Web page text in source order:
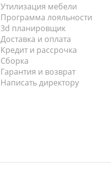
Утилизация мебели
Программа лояльности
3d планировщик
Доставка и оплата
Кредит и рассрочка
Сборка
Гарантия и возврат
Написать директору